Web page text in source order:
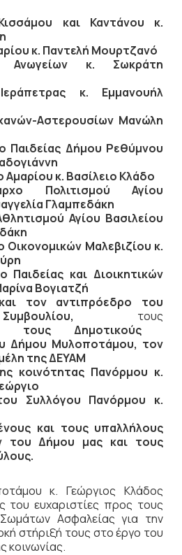
και Καντάνου κ.
κ. Παντελή Μουρτζανό
Ανωγείων κ. Σωκράτη
κ. Εμμανουήλ
Αστερουσίων Μανώλη
Παιδείας Δήμου Ρεθύμνου
Αμαρίου κ. Βασίλειο Κλάδο
Πολιτισμού Αγίου
Γλαμπεδάκη
Αγίου Βασιλείου
Οικονομικών Μαλεβιζίου κ.
Παιδείας και Διοικητικών
Βογιατζή
τον αντιπρόεδρο του
Συμβουλίου, τους
τους Δημοτικούς
Δήμου Μυλοποτάμου, τον
της ΔΕΥΑΜ
κοινότητας Πανόρμου κ.
Συλλόγου Πανόρμου κ.
και τους υπαλλήλους
του Δήμου μας και τους
κ. Γεώργιος Κλάδος
του ευχαριστίες προς τους
Ασφαλείας για την
στήριξή τους στο έργο του
κοινωνίας.